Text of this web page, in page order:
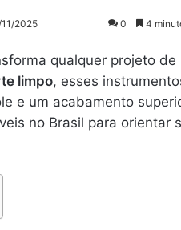
2025 0 4
qualquer projeto de
limpo, esses
e um acabamento
no Brasil para orientar